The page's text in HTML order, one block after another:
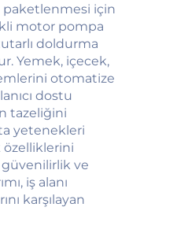
paketlenmesi için
motor pompa
doldurma
Yemek, içecek,
otomatize
dostu
tazeliğini
yetenekleri
özelliklerini
ve
iş alanı
karşılayan